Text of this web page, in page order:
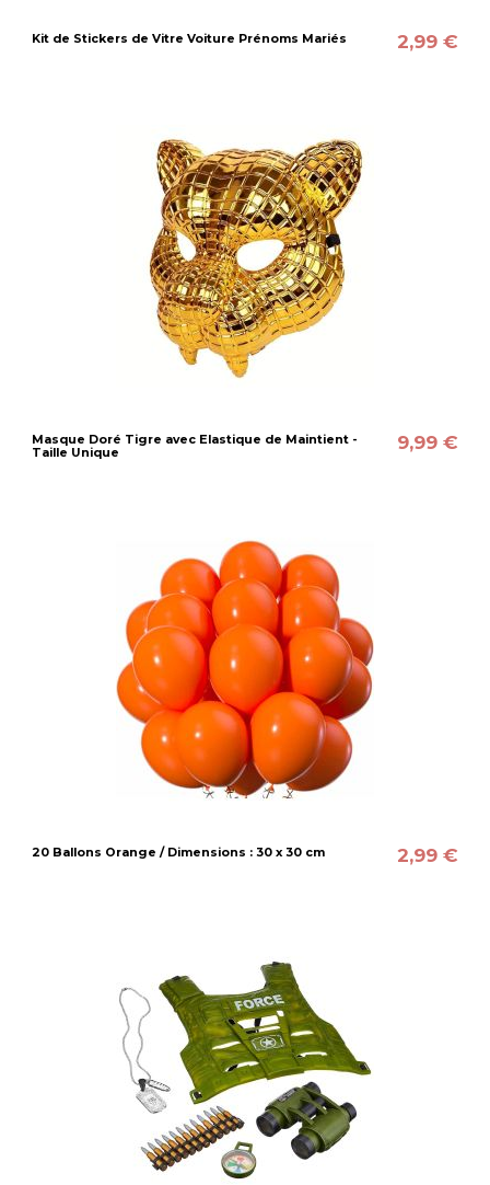
Kit de Stickers de Vitre Voiture Prénoms Mariés 2,99 €
Masque Doré Tigre avec Elastique de Maintient -
Taille Unique
9,99 €
20 Ballons Orange / Dimensions : 30 x 30 cm 2,99 €